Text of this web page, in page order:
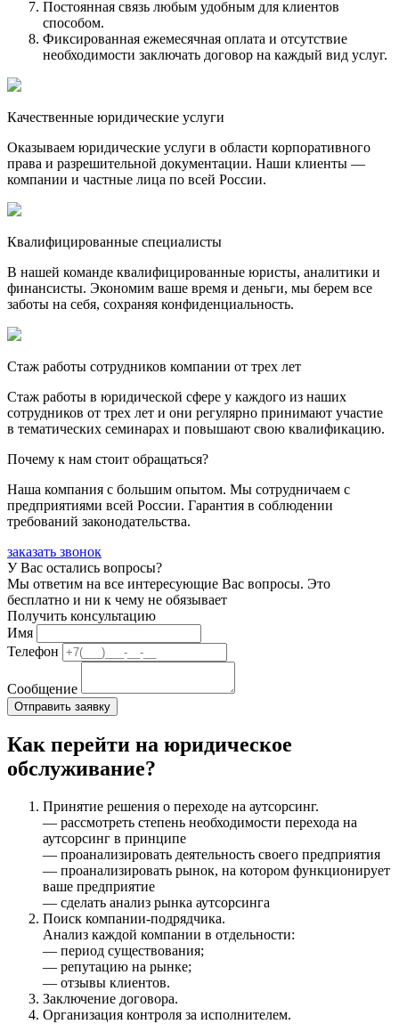
Постоянная связь любым удобным для клиентов
способом.
Фиксированная ежемесячная оплата и отсутствие
необходимости заключать договор на каждый вид услуг.
Качественные юридические услуги
Оказываем юридические услуги в области корпоративного
права и разрешительной документации. Наши клиенты —
компании и частные лица по всей России.
Квалифицированные специалисты
В нашей команде квалифицированные юристы, аналитики и
финансисты. Экономим ваше время и деньги, мы берем все
заботы на себя, сохраняя конфиденциальность.
Стаж работы сотрудников компании от трех лет
Стаж работы в юридической сфере у каждого из наших
сотрудников от трех лет и они регулярно принимают участие
в тематических семинарах и повышают свою квалификацию.
Почему к нам стоит обращаться?
Наша компания с большим опытом. Мы сотрудничаем с
предприятиями всей России. Гарантия в соблюдении
требований законодательства.
заказать звонок
У Вас остались вопросы?
Мы ответим на все интересующие Вас вопросы. Это
бесплатно и ни к чему не обязывает
Получить консультацию
Имя
Телефон
Сообщение
Как перейти на юридическое
обслуживание?
Принятие решения о переходе на аутсорсинг.
— рассмотреть степень необходимости перехода на
аутсорсинг в принципе
— проанализировать деятельность своего предприятия
— проанализировать рынок, на котором функционирует
ваше предприятие
— сделать анализ рынка аутсорсинга
Поиск компании-подрядчика.
Анализ каждой компании в отдельности:
— период существования;
— репутацию на рынке;
— отзывы клиентов.
Заключение договора.
Организация контроля за исполнителем.